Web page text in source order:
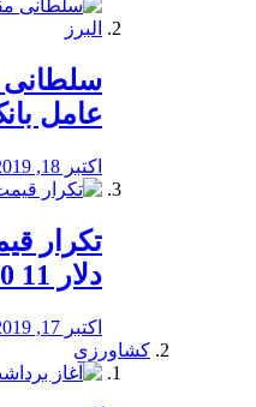
سلطانی
عامل
اکتبر 18, 2019
تکرار
دلار 11 400
اکتبر 17, 2019
کشاورزی